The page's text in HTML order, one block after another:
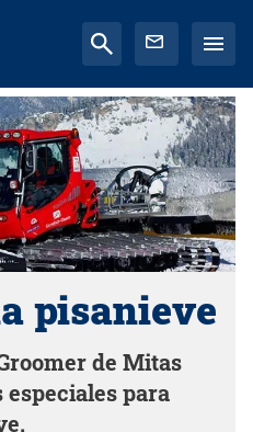
pisanieve
de Mitas
para